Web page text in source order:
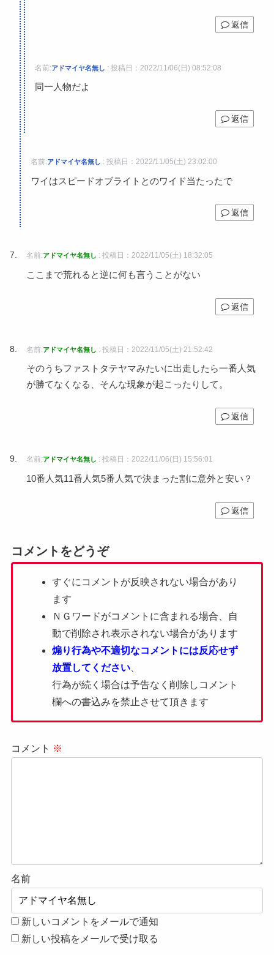
返信
名前:アドマイヤ名無し : 投稿日：2022/11/06(日) 08:52:08
同一人物だよ
返信
名前:アドマイヤ名無し : 投稿日：2022/11/05(土) 23:02:00
ワイはスピードオブライトとのワイド当たったで
返信
名前:アドマイヤ名無し : 投稿日：2022/11/05(土) 18:32:05
ここまで荒れると逆に何も言うことがない
返信
名前:アドマイヤ名無し : 投稿日：2022/11/05(土) 21:52:42
そのうちファストタテヤマみたいに出走したら一番人気
が勝てなくなる、そんな現象が起こったりして。
返信
名前:アドマイヤ名無し : 投稿日：2022/11/06(日) 15:56:01
10番人気11番人気5番人気で決まった割に意外と安い？
返信
コメントをどうぞ
すぐにコメントが反映されない場合があり
ます
ＮＧワードがコメントに含まれる場合、自
動で削除され表示されない場合があります
煽り行為や不適切なコメントには反応せず
放置してください
行為が続く場合は予告なく削除しコメント
欄への書込みを禁止させて頂きます
コメント ※
名前
新しいコメントをメールで通知
新しい投稿をメールで受け取る